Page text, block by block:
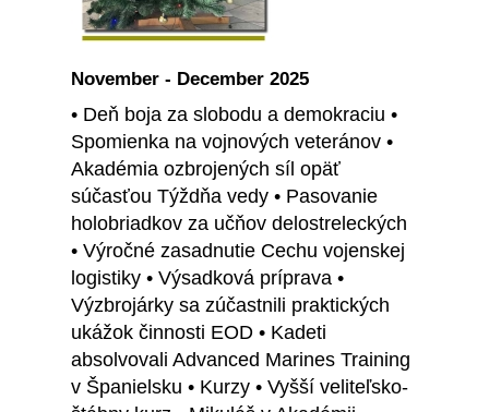
November - December 2025
• Deň boja za slobodu a demokraciu •
Spomienka na vojnových veteránov •
Akadémia ozbrojených síl opäť
súčasťou Týždňa vedy • Pasovanie
holobriadkov za učňov delostreleckých
• Výročné zasadnutie Cechu vojenskej
logistiky • Výsadková príprava •
Výzbrojárky sa zúčastnili praktických
ukážok činnosti EOD • Kadeti
absolvovali Advanced Marines Training
v Španielsku • Kurzy • Vyšší veliteľsko-